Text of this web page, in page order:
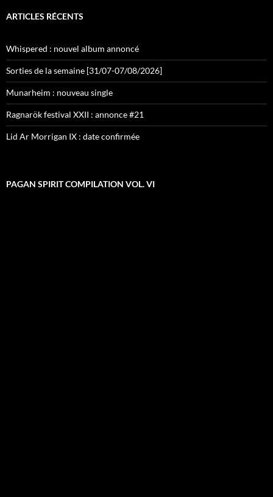
ARTICLES RÉCENTS
Whispered : nouvel album annoncé
Sorties de la semaine [31/07-07/08/2026]
Munarheim : nouveau single
Ragnarök festival XXII : annonce #21
Lid Ar Morrigan IX : date confirmée
PAGAN SPIRIT COMPILATION VOL. VI